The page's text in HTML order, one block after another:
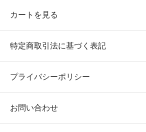
カートを見る
特定商取引法に基づく表記
プライバシーポリシー
お問い合わせ